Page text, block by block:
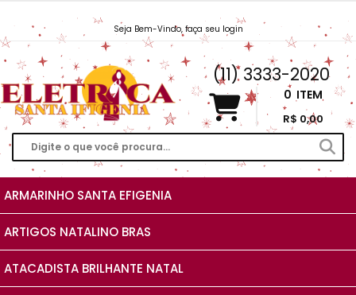
Seja Bem-Vindo, faça seu login
Vendas@EletricaSantaIfigenia.com.br
(11) 3333-2020
0 ITEM
R$ 0,00
ARMARINHO SANTA EFIGENIA
ARTIGOS NATALINO BRAS
ATACADISTA BRILHANTE NATAL